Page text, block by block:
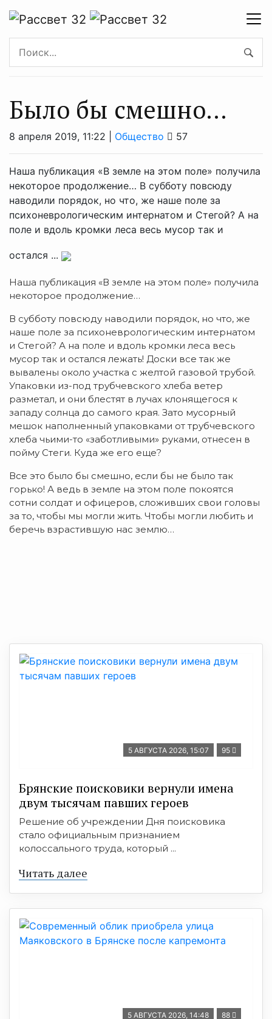
Было бы смешно…
8 апреля 2019, 11:22 | Общество 57
Наша публикация «В земле на этом поле» получила
некоторое продолжение… В субботу повсюду
наводили порядок, но что, же наше поле за
психоневрологическим интернатом и Стегой? А на
поле и вдоль кромки леса весь мусор так и
остался ...
Наша публикация «В земле на этом поле» получила
некоторое продолжение…
В субботу повсюду наводили порядок, но что, же
наше поле за психоневрологическим интернатом
и Стегой? А на поле и вдоль кромки леса весь
мусор так и остался лежать! Доски все так же
вывалены около участка с желтой газовой трубой.
Упаковки из-под трубчевского хлеба ветер
разметал, и они блестят в лучах клонящегося к
западу солнца до самого края. Зато мусорный
мешок наполненный упаковками от трубчевского
хлеба чьими-то «заботливыми» руками, отнесен в
пойму Стеги. Куда же его еще?
Все это было бы смешно, если бы не было так
горько! А ведь в земле на этом поле покоятся
сотни солдат и офицеров, сложивших свои головы
за то, чтобы мы могли жить. Чтобы могли любить и
беречь взрастившую нас землю…
5 АВГУСТА 2026, 15:07 95
Брянские поисковики вернули имена
двум тысячам павших героев
Решение об учреждении Дня поисковика
стало официальным признанием
колоссального труда, который ...
Читать далее
5 АВГУСТА 2026, 14:48 88